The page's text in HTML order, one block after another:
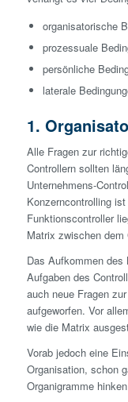
organisatorische
prozessuale
persönliche
laterale
1.
Alle Fragen zur
Controllern sollten
Unternehmens-
Konzerncontrolling
Funktionscontroller
Matrix zwischen dem
Das Aufkommen
Aufgaben des
auch neue Fragen
aufgeworfen. Vor
wie die Matrix
Vorab jedoch eine
Organisation, schon
Organigramme